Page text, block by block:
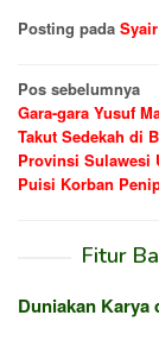
Posting pada
Navigasi
pos
Pos sebelumnya
Gara-gara Yusuf
Takut Sedekah di
Provinsi Sulawesi
Puisi Korban
Fitur
Duniakan Karya